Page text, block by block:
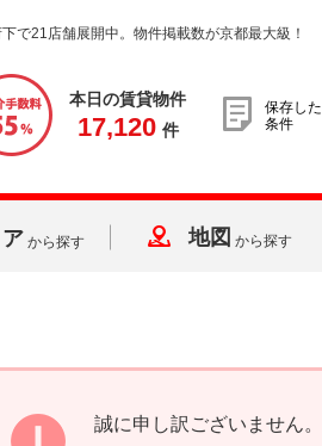
で21店舗展開中。物件掲載数が京都最大級！
本日の賃貸物件
17,120 件
保存した
条件
から探す 地図 から探す
誠に申し訳ございません。